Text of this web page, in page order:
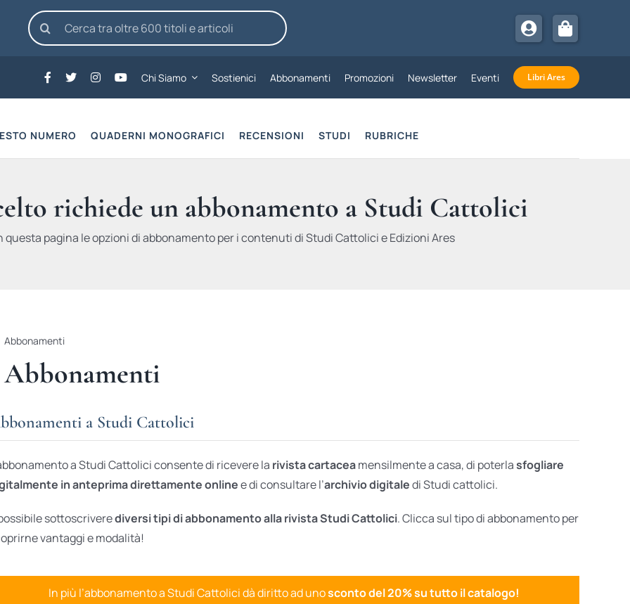
Cerca
per:
Chi Siamo Sostienici Abbonamenti Promozioni Newsletter Eventi Libri Ares
NUMERO QUADERNI MONOGRAFICI RECENSIONI STUDI RUBRICHE
richiede un abbonamento a Studi Cattolici
questa pagina le opzioni di abbonamento per i contenuti di Studi Cattolici e Edizioni Ares
Abbonamenti
Abbonamenti
a Studi Cattolici
a Studi Cattolici consente di ricevere la rivista cartaceamensilmente a casa, di poterlasfogliare
in anteprima direttamente onlinee di consultare l’archivio digitaledi Studi cattolici.
sottoscriverediversi tipi di abbonamento alla rivista Studi Cattolici. Clicca sul tipo di abbonamento per
vantaggi e modalità!
In più l’abbonamento a Studi Cattolici dà diritto ad unosconto del 20% su tutto il catalogo!